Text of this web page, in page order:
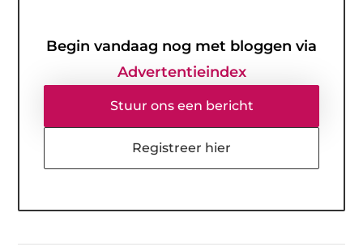
Begin vandaag nog met bloggen via
Advertentieindex
Stuur ons een bericht
Registreer hier